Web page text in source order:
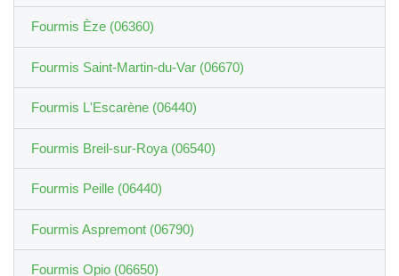
Fourmis Èze (06360)
Fourmis Saint-Martin-du-Var (06670)
Fourmis L'Escarène (06440)
Fourmis Breil-sur-Roya (06540)
Fourmis Peille (06440)
Fourmis Aspremont (06790)
Fourmis Opio (06650)